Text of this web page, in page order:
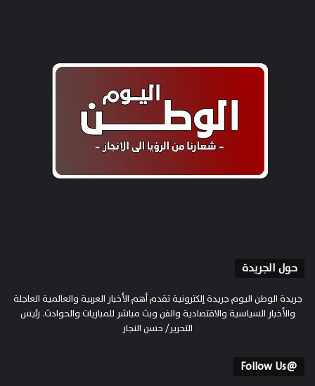
حول الجريدة
جريدة الوطن اليوم جريدة إلكترونية تقدم أهم الأخبار العربية والعالمية العاجلة
والأخبار السياسية والاقتصادية والفن وبث مباشر للمباريات والحوادث. رئيس
التحرير/ حسن النجار
@Follow Us